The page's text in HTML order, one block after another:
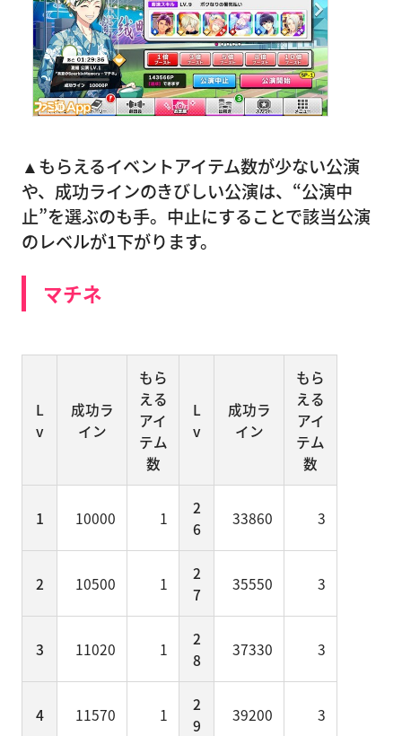
▲もらえるイベントアイテム数が少ない公演
や、成功ラインのきびしい公演は、“公演中
止”を選ぶのも手。中止にすることで該当公演
のレベルが1下がります。
マチネ
L
v
成功ラ
イン
もら
える
アイ
テム
数
L
v
成功ラ
イン
もら
える
アイ
テム
数
1 10000 1
2
6
33860 3
2 10500 1
2
7
35550 3
3 11020 1
2
8
37330 3
4 11570 1
2
9
39200 3